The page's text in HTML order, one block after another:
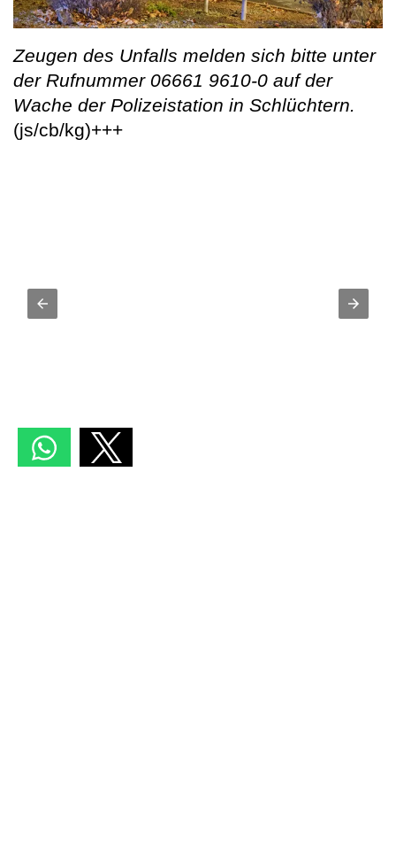
Zeugen des Unfalls melden sich bitte unter
der Rufnummer 06661 9610-0 auf der
Wache der Polizeistation in Schlüchtern.
(js/cb/kg)+++